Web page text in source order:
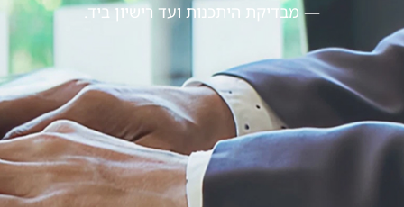
— מבדיקת היתכנות ועד רישיון ביד.